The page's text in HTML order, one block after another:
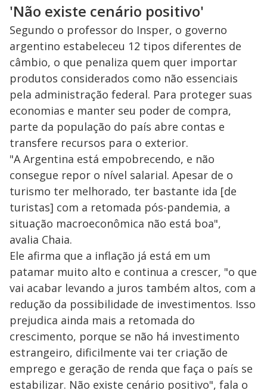
'Não existe cenário positivo'
Segundo o professor do Insper, o governo
argentino estabeleceu 12 tipos diferentes de
câmbio, o que penaliza quem quer importar
produtos considerados como não essenciais
pela administração federal. Para proteger suas
economias e manter seu poder de compra,
parte da população do país abre contas e
transfere recursos para o exterior.
"A Argentina está empobrecendo, e não
consegue repor o nível salarial. Apesar de o
turismo ter melhorado, ter bastante ida [de
turistas] com a retomada pós-pandemia, a
situação macroeconômica não está boa",
avalia Chaia.
Ele afirma que a inflação já está em um
patamar muito alto e continua a crescer, "o que
vai acabar levando a juros também altos, com a
redução da possibilidade de investimentos. Isso
prejudica ainda mais a retomada do
crescimento, porque se não há investimento
estrangeiro, dificilmente vai ter criação de
emprego e geração de renda que faça o país se
estabilizar. Não existe cenário positivo", fala o